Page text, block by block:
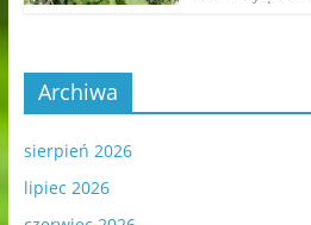
Archiwa
sierpień 2026
lipiec 2026